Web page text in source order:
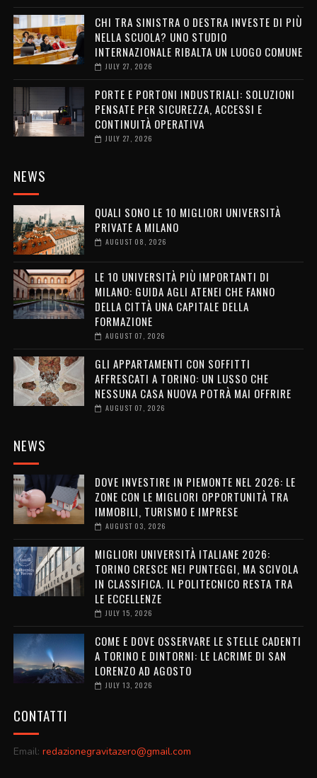
CHI TRA SINISTRA O DESTRA INVESTE DI PIÙ
NELLA SCUOLA? UNO STUDIO
INTERNAZIONALE RIBALTA UN LUOGO COMUNE
JULY 27, 2026
PORTE E PORTONI INDUSTRIALI: SOLUZIONI
PENSATE PER SICUREZZA, ACCESSI E
CONTINUITÀ OPERATIVA
JULY 27, 2026
NEWS
QUALI SONO LE 10 MIGLIORI UNIVERSITÀ
PRIVATE A MILANO
AUGUST 08, 2026
LE 10 UNIVERSITÀ PIÙ IMPORTANTI DI
MILANO: GUIDA AGLI ATENEI CHE FANNO
DELLA CITTÀ UNA CAPITALE DELLA
FORMAZIONE
AUGUST 07, 2026
GLI APPARTAMENTI CON SOFFITTI
AFFRESCATI A TORINO: UN LUSSO CHE
NESSUNA CASA NUOVA POTRÀ MAI OFFRIRE
AUGUST 07, 2026
NEWS
DOVE INVESTIRE IN PIEMONTE NEL 2026: LE
ZONE CON LE MIGLIORI OPPORTUNITÀ TRA
IMMOBILI, TURISMO E IMPRESE
AUGUST 03, 2026
MIGLIORI UNIVERSITÀ ITALIANE 2026:
TORINO CRESCE NEI PUNTEGGI, MA SCIVOLA
IN CLASSIFICA. IL POLITECNICO RESTA TRA
LE ECCELLENZE
JULY 15, 2026
COME E DOVE OSSERVARE LE STELLE CADENTI
A TORINO E DINTORNI: LE LACRIME DI SAN
LORENZO AD AGOSTO
JULY 13, 2026
CONTATTI
Email: redazionegravitazero@gmail.com